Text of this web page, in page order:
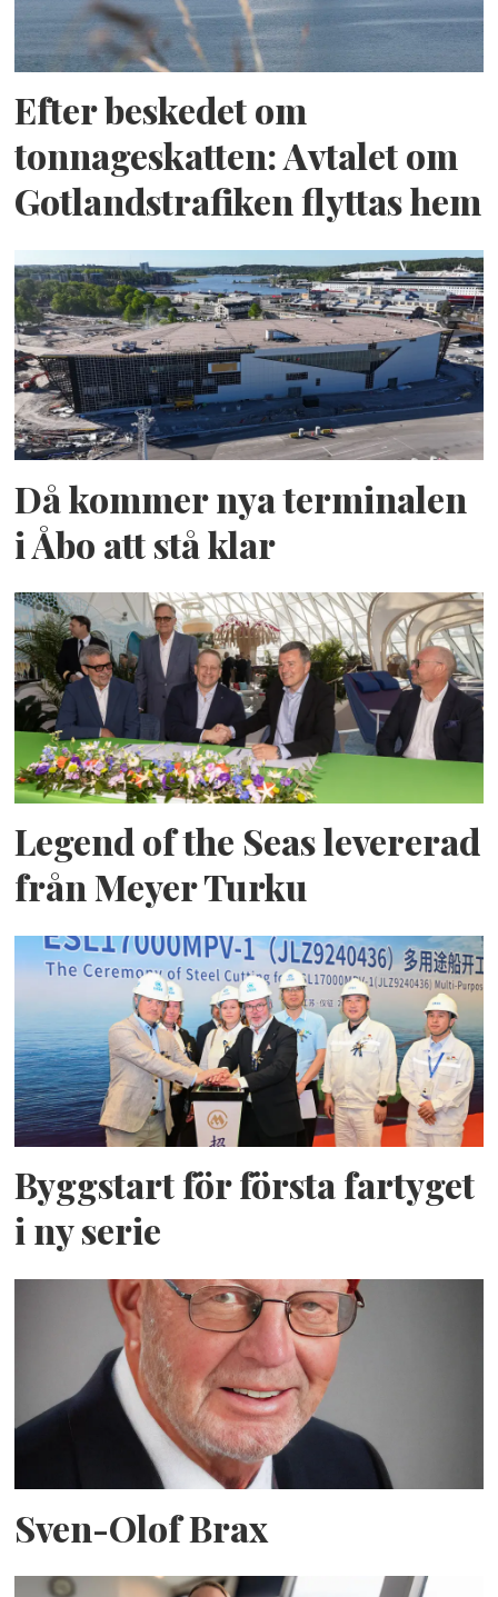
Efter beskedet om
tonnageskatten: Avtalet om
Gotlandstrafiken flyttas hem
Då kommer nya terminalen
i Åbo att stå klar
Legend of the Seas levererad
från Meyer Turku
Byggstart för första fartyget
i ny serie
Sven-Olof Brax